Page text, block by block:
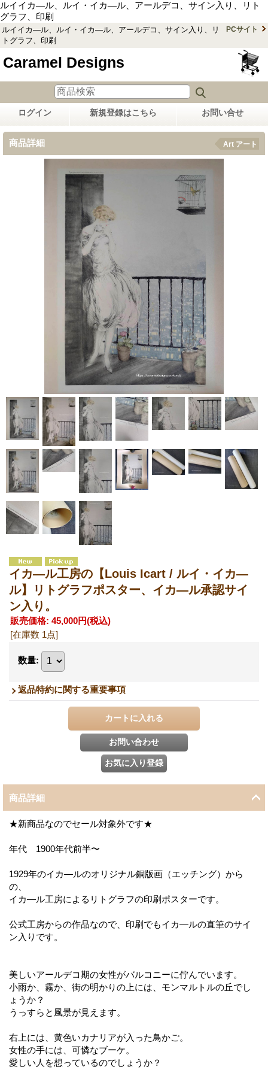
ルイイカ―ル、ルイ・イカ―ル、アールデコ、サイン入り、リト
グラフ、印刷
ルイイカ―ル、ルイ・イカ―ル、アールデコ、サイン入り、リ
トグラフ、印刷
PCサイト
Caramel Designs
ログイン 新規登録はこちら お問い合せ
商品詳細 Art アート
イカ―ル工房の【Louis Icart / ルイ・イカ―
ル】リトグラフポスター、イカ―ル承認サイ
ン入り。
販売価格: 45,000円(税込)
[在庫数 1点]
数量:
返品特約に関する重要事項
商品詳細
★新商品なのでセール対象外です★
年代 1900年代前半〜
1929年のイカ―ルのオリジナル銅版画（エッチング）から
の、
イカ―ル工房によるリトグラフの印刷ポスターです。
公式工房からの作品なので、印刷でもイカ―ルの直筆のサイ
ン入りです。
美しいアールデコ期の女性がバルコニーに佇んでいます。
小雨か、霧か、街の明かりの上には、モンマルトルの丘でし
ょうか？
うっすらと風景が見えます。
右上には、黄色いカナリアが入った鳥かご。
女性の手には、可憐なブーケ。
愛しい人を想っているのでしょうか？